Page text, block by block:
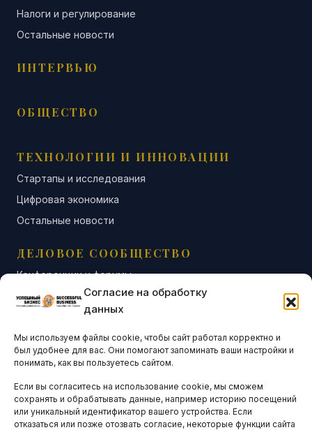
Согласие на обработку
данных
Мы используем файлы cookie, чтобы сайт работал корректно и
был удобнее для вас. Они помогают запоминать ваши настройки и
понимать, как вы пользуетесь сайтом.
Если вы согласитесь на использование cookie, мы сможем
сохранять и обрабатывать данные, например историю посещений
или уникальный идентификатор вашего устройства. Если
отказаться или позже отозвать согласие, некоторые функции сайта
Налоги и регулирование
Остальные новости
ИНТЕРВЬЮ
ОБЩЕСТВО
ТЕХНОЛОГИИ И ИННОВАЦИИ
Стартапы и исследования
Цифровая экономика
Остальные новости
ДЕЛОВОЕ СООБЩЕСТВО
Конференции и форумы
Бизнес-клубы и ассоциации
Остальные новости
АНАЛИТИКА И СТАТИСТИКА
ARTICLES IN ENGLISH